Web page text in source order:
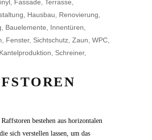
Raffstoren bestehen aus horizontalen
sich verstellen lassen, um das